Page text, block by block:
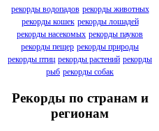
рекорды водопадов рекорды животных
рекорды кошек рекорды лошадей
рекорды насекомых рекорды пауков
рекорды пещер рекорды природы
рекорды птиц рекорды растений рекорды
рыб рекорды собак
Рекорды по странам и
регионам